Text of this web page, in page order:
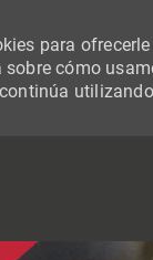
para
sobre cómo